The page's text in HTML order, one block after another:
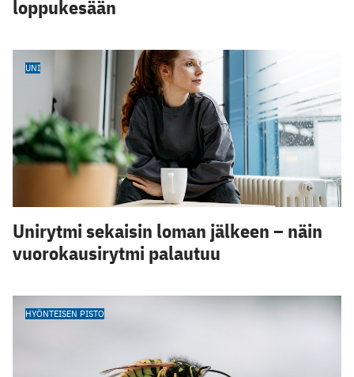
loppukesään
UNI
Unirytmi sekaisin loman jälkeen – näin
vuorokausirytmi palautuu
HYÖNTEISEN PISTO